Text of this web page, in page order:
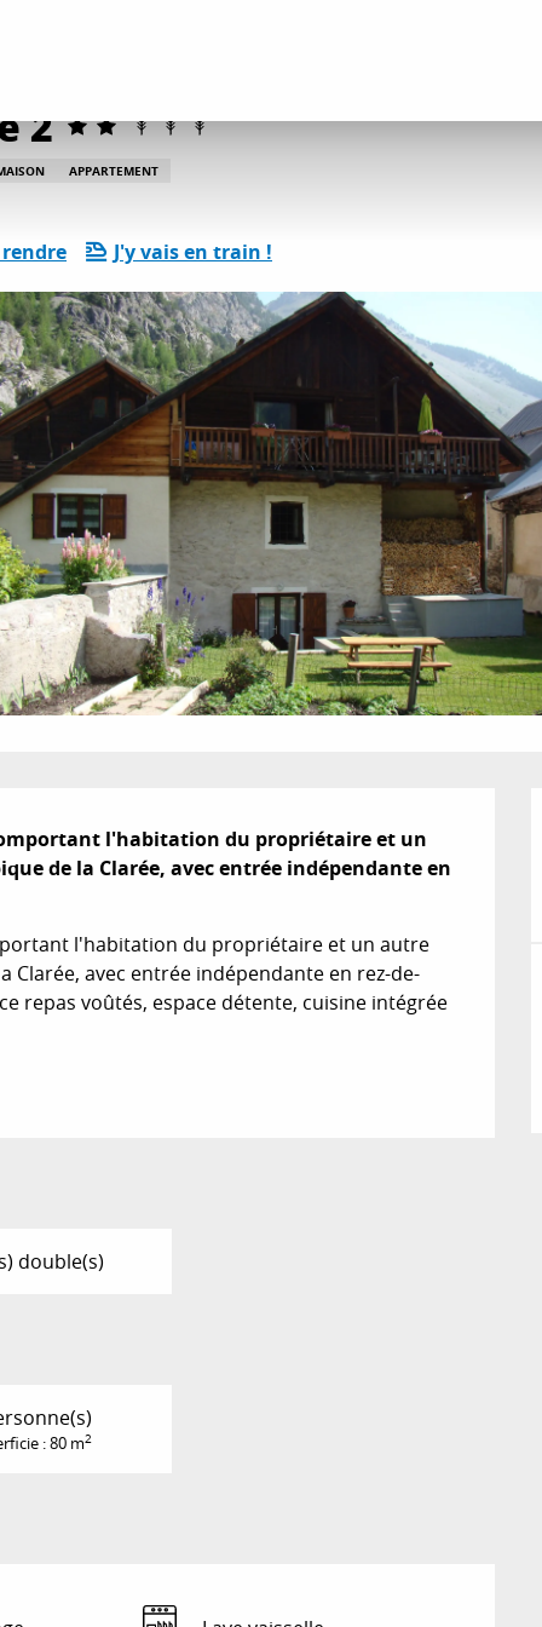
2
APPARTEMENT
J'y vais en train !
l'habitation du propriétaire et un
de la Clarée, avec entrée indépendante en
l'habitation du propriétaire et un autre
Clarée, avec entrée indépendante en rez-de-
repas voûtés, espace détente, cuisine intégrée
double(s)
: 80 m2